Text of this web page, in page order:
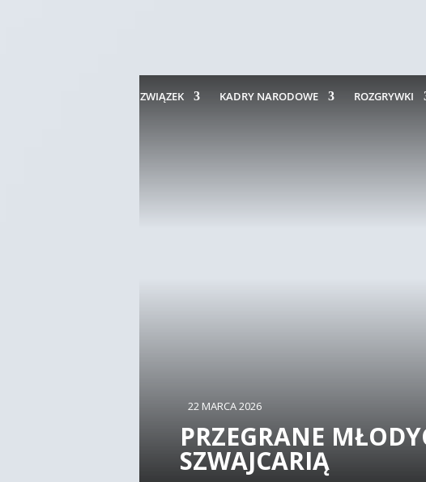
ZWIĄZEK KADRY NARODOWE ROZGRYWKI
22 MARCA 2026
PRZEGRANE
SZWAJCARIĄ